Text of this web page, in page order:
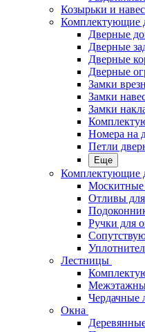
Козырьки и
Комплектующие
Дверные
Дверные
Дверные
Дверные
Замки
Замки
Замки
Номера на
Петли
Еще
Комплектующие
Москитные
Отливы
Ручки для
Лестницы
Чердачные
Окна